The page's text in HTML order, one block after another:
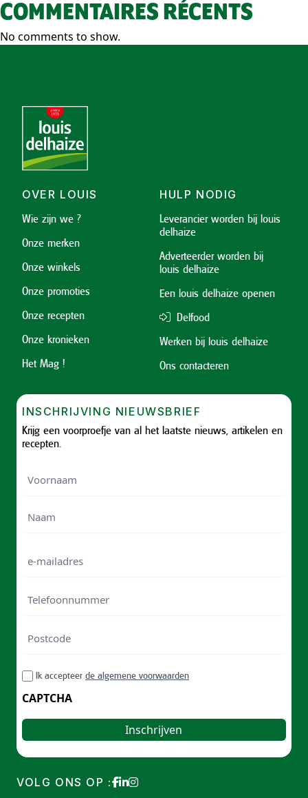
COMMENTAIRES RÉCENTS
No comments to show.
OVER LOUIS
Wie zijn we ?
Onze merken
Onze winkels
Onze promoties
Onze recepten
Onze kronieken
Het Mag !
HULP NODIG
Leverancier worden bij louis
delhaize
Adverteerder worden bij
louis delhaize
Een louis delhaize openen
Delfood
Werken bij louis delhaize
Ons contacteren
INSCHRIJVING NIEUWSBRIEF
Krijg een voorproefje van al het laatste nieuws, artikelen en
recepten.
mailadres
/
Postal
RGPDIk accepteer de algemene voorwaarden
CAPTCHA
VOLG ONS OP :